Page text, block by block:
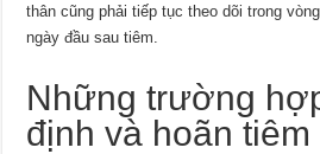
thân cũng phải tiếp tục theo dõi trong
ngày đầu sau tiêm.
Những trường
định và hoãn tiêm